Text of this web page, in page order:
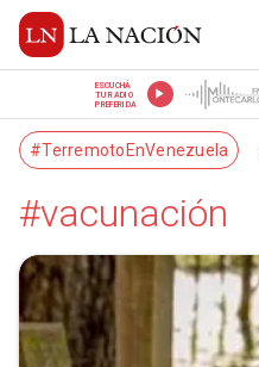
ESCUCHÁ
TU RADIO
PREFERIDA
#TerremotoEnVenezuela
#vacunación